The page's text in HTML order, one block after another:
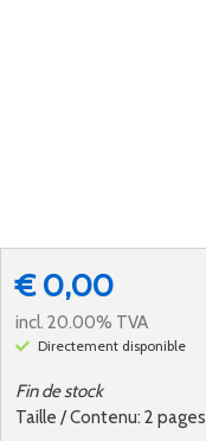
Taille / Contenu: 2 pages
Fin de stock
€ 0,00
incl. 20.00% TVA
Directement disponible